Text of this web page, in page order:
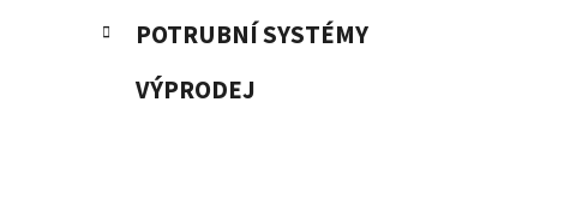
POTRUBNÍ SYSTÉMY
VÝPRODEJ